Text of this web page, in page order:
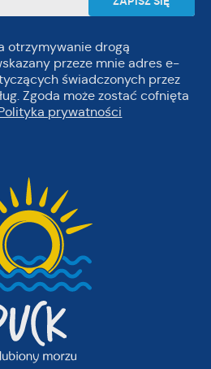
otrzymywanie drogą
przeze mnie adres e-
świadczonych przez
Zgoda może zostać cofnięta
prywatności